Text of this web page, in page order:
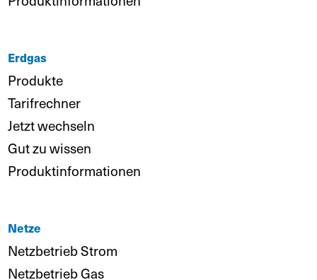
Erdgas
Produkte
Tarifrechner
Jetzt wechseln
Gut zu wissen
Produktinformationen
Netze
Netzbetrieb Strom
Netzbetrieb Gas